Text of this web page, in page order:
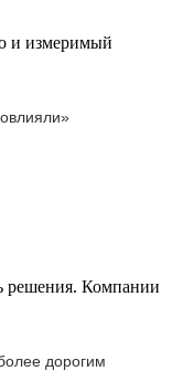
и измеримый
решения. Компании
дорогим